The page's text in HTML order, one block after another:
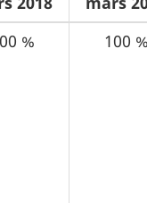
% 100